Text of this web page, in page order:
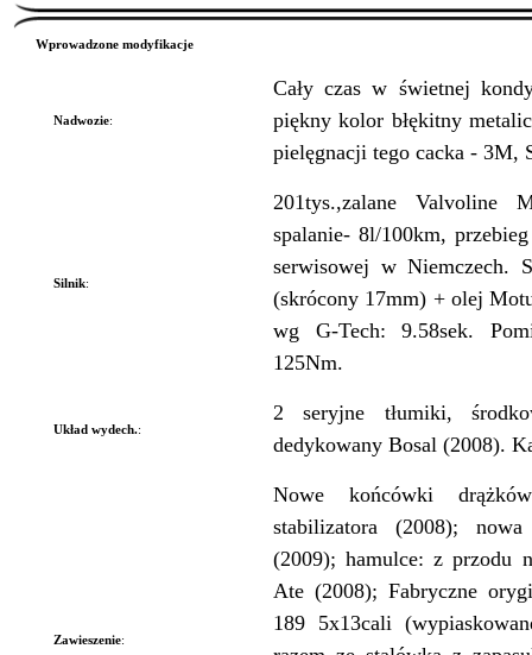
Wprowadzone modyfikacje
Nadwozie:
Cały czas w świetnej
piękny kolor błękitny
pielęgnacji tego cacka - 3M,
Silnik:
201tys.,zalane Valvoline
spalanie- 8l/100km,
serwisowej w Niemczech.
(skrócony 17mm) + olej
wg G-Tech: 9.58sek.
125Nm.
Układ wydech.:
2 seryjne tłumiki,
dedykowany Bosal (2008).
Zawieszenie:
Nowe końcówki
stabilizatora (2008);
(2009); hamulce: z przodu
Ate (2008); Fabryczne
189 5x13cali